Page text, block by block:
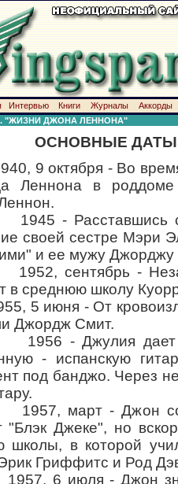
Интервью Книги Журналы
Аккорды
"ЖИЗНИ ДЖОНА ЛЕННОНА"
ОСНОВНЫЕ
октября - Во время
Леннона в
с
своей сестре Мэри
и ее мужу
-
в среднюю школу
- От
Джордж Смит.
Джулия дает
- испанскую
под банджо. Через
- Джон
"Блэк Джеке", но
школы, в которой
Гриффитс и Род
июля - Джон